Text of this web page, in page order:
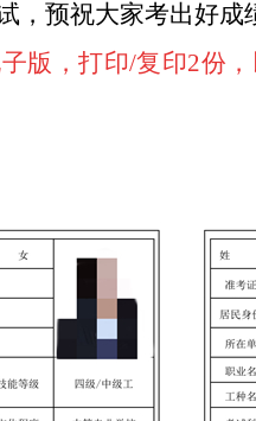
，预祝大家考出好成
版，打印/复印2份